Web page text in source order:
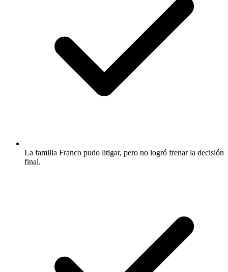
La familia Franco pudo litigar, pero no logró frenar la decisión
final.